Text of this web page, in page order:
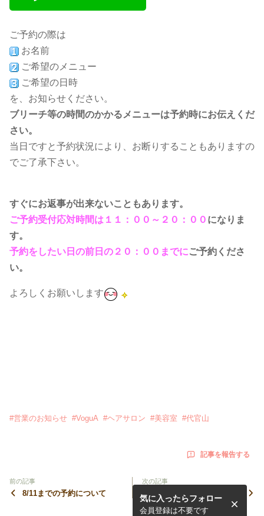
ご予約の際は
お名前
ご希望のメニュー
ご希望の日時
を、お知らせください。
ブリーチ等の時間のかかるメニューは予約時にお伝えくだ
さい。
当日ですと予約状況により、お断りすることもありますの
でご了承下さい。
ご予約受付応対時間は１１：００～２０：００ になりま
す。
予約をしたい日の前日の２０：００までにご予約くださ
い。
よろしくお願いします
#営業のお知らせ #VoguA #ヘアサロン #美容室 #代官山
記事を報告する
前の記事
8/11までの予約について
次の記事
7/27までの予約について
気に入ったらフォロー
会員登録は不要です